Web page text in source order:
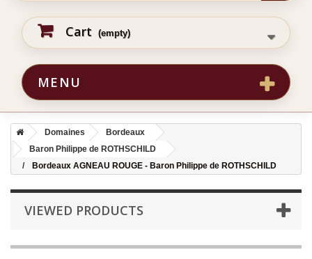
Cart (empty)
MENU
Domaines
Bordeaux
Baron Philippe de ROTHSCHILD
Bordeaux AGNEAU ROUGE - Baron Philippe de ROTHSCHILD
VIEWED PRODUCTS